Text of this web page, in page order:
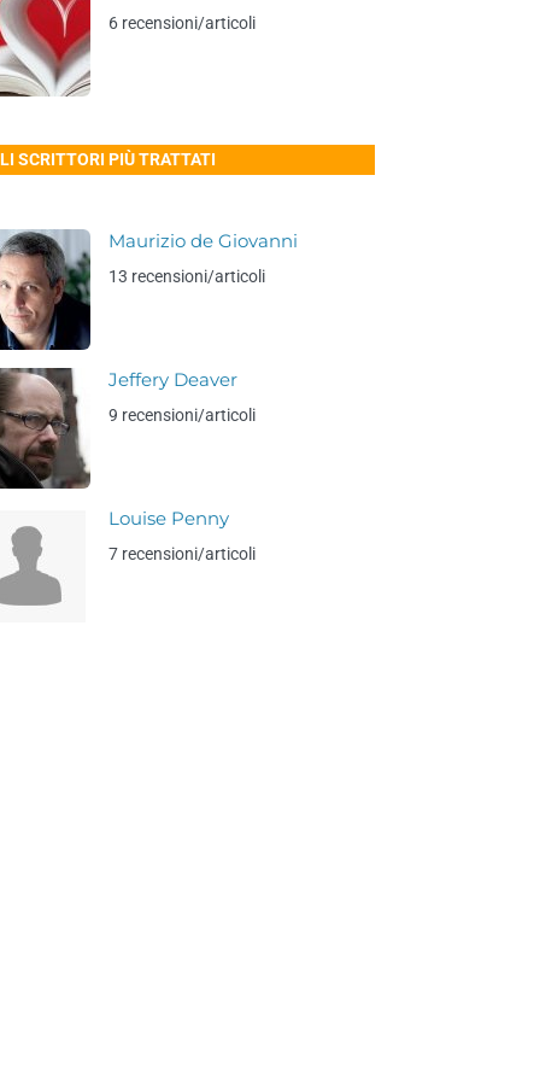
6 recensioni/articoli
SCRITTORI PIÙ TRATTATI
Maurizio de Giovanni
13 recensioni/articoli
Jeffery Deaver
9 recensioni/articoli
Louise Penny
7 recensioni/articoli